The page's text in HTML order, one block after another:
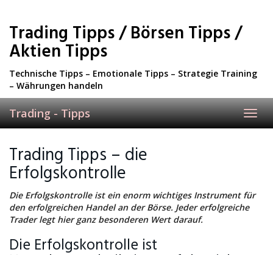
main
content
Trading Tipps / Börsen Tipps /
Aktien Tipps
Technische Tipps – Emotionale Tipps – Strategie Training
– Währungen handeln
Trading - Tipps
Trading Tipps – die
Erfolgskontrolle
Die Erfolgskontrolle ist ein enorm wichtiges Instrument für
den erfolgreichen Handel an der Börse. Jeder erfolgreiche
Trader legt hier ganz besonderen Wert darauf.
Die Erfolgskontrolle ist